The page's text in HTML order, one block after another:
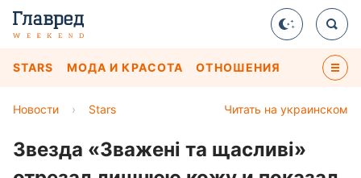
STARS МОДА И КРАСОТА ОТНОШЕНИЯ
Читать на украинском
Новости › Stars
Звезда «Зважені та щасливі»